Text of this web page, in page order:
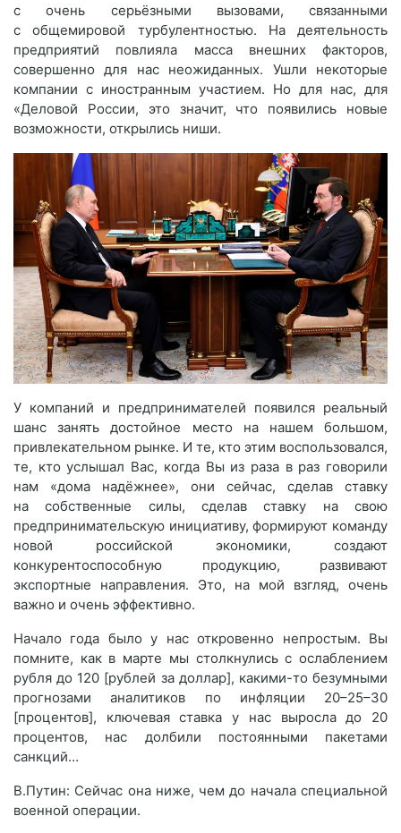
с очень серьёзными вызовами, связанными
с общемировой турбулентностью. На деятельность
предприятий повлияла масса внешних факторов,
совершенно для нас неожиданных. Ушли некоторые
компании с иностранным участием. Но для нас, для
«Деловой России, это значит, что появились новые
возможности, открылись ниши.
У компаний и предпринимателей появился реальный
шанс занять достойное место на нашем большом,
привлекательном рынке. И те, кто этим воспользовался,
те, кто услышал Вас, когда Вы из раза в раз говорили
нам «дома надёжнее», они сейчас, сделав ставку
на собственные силы, сделав ставку на свою
предпринимательскую инициативу, формируют команду
новой российской экономики, создают
конкурентоспособную продукцию, развивают
экспортные направления. Это, на мой взгляд, очень
важно и очень эффективно.
Начало года было у нас откровенно непростым. Вы
помните, как в марте мы столкнулись с ослаблением
рубля до 120 [рублей за доллар], какими-то безумными
прогнозами аналитиков по инфляции 20–25–30
[процентов], ключевая ставка у нас выросла до 20
процентов, нас долбили постоянными пакетами
санкций…
В.Путин: Сейчас она ниже, чем до начала специальной
военной операции.